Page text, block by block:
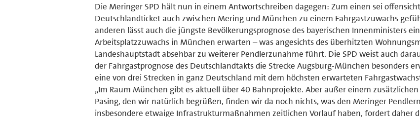
Die Meringer SPD hält nun in einem Antwortschreiben dagegen: Zum einen sei
Deutschlandticket auch zwischen Mering und München zu einem Fahrgastzuwachs
anderen lässt auch die jüngste Bevölkerungsprognose des bayerischen Innenministers
Arbeitsplatzzuwachs in München erwarten – was angesichts des überhitzten
Landeshauptstadt absehbar zu weiterer Pendlerzunahme führt. Die SPD weist auch
der Fahrgastprognose des Deutschlandtakts die Strecke Augsburg-München besonders
eine von drei Strecken in ganz Deutschland mit dem höchsten erwarteten
„Im Raum München gibt es aktuell über 40 Bahnprojekte. Aber außer einem
Pasing, den wir natürlich begrüßen, finden wir da noch nichts, was den Meringer
insbesondere etwaige Infrastrukturmaßnahmen zeitlichen Vorlauf haben, fordert daher